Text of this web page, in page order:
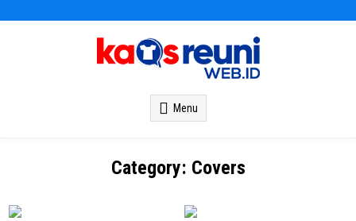
Menu
Category: Covers